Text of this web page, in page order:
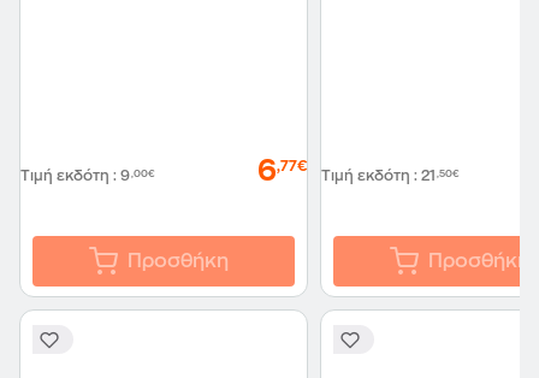
Τιμή εκδότη : 9,00€ 6,77€
Προσθήκη
Τιμή εκδότη : 21,50€
Προσθήκη